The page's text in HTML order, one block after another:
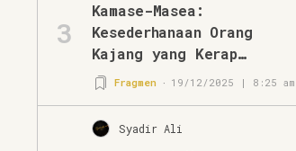
3
Kamase-Masea:
Kesederhanaan Orang
Kajang yang Kerap
Disalahpahami
Fragmen 19/12/2025 | 8:25 am
Syadir Ali